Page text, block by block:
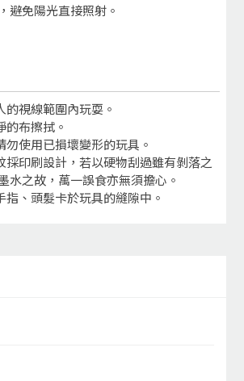
避免陽光直接照射。
的視線範圍內玩耍。
的布擦拭。
勿使用已損壞變形的玩具。
採印刷設計，若以硬物刮過雖有剝落之
水之故，萬一誤食亦無須擔心。
指、頭髮卡於玩具的縫隙中。